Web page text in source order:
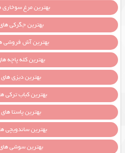
بهترین مرغ سوخاری
بهترین جگرکی
بهترین آش فروشی
بهترین کله پاچه
بهترین دیزی
بهترین کباب ترکی
بهترین پاستا
بهترین ساندویچی
بهترین سوشی